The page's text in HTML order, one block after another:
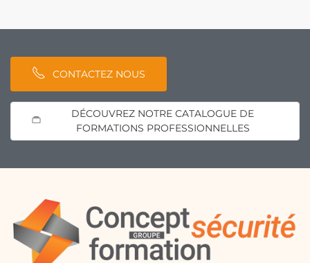
CONTACTEZ NOUS
DÉCOUVREZ NOTRE CATALOGUE DE
FORMATIONS PROFESSIONNELLES